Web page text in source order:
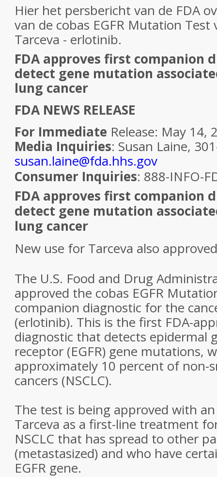
Hier het persbericht van de FDA
van de cobas EGFR Mutation
Tarceva - erlotinib.
FDA approves first companion
detect gene mutation
lung cancer
FDA NEWS RELEASE
For Immediate Release: May 14,
Media Inquiries: Susan Laine,
susan.laine@fda.hhs.gov
Consumer Inquiries: 888-INFO-
FDA approves first companion
detect gene mutation
lung cancer
New use for Tarceva also approved
The U.S. Food and Drug
approved the cobas EGFR
companion diagnostic for the
(erlotinib). This is the first FDA-
diagnostic that detects epidermal
receptor (EGFR) gene mutations,
approximately 10 percent of non-
cancers (NSCLC).
The test is being approved with
Tarceva as a first-line treatment
NSCLC that has spread to other
(metastasized) and who have
EGFR gene.